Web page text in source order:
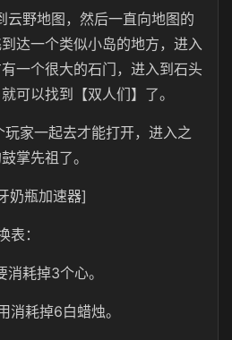
云野地图，然后一直向地图的
达一个类似小岛的地方，进入
一个很大的石门，进入到石头
可以找到【双人们】了。
家一起去才能打开，进入之
掌先祖了。
奶瓶加速器]
表：
耗掉3个心。
消耗掉6白蜡烛。